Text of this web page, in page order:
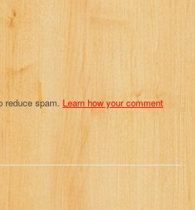
reduce spam. Learn how your comment